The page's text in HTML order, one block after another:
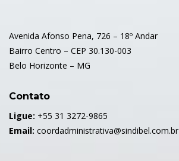
Avenida Afonso Pena, 726 – 18º Andar
Bairro Centro – CEP 30.130-003
Belo Horizonte – MG
Contato
Ligue: +55 31 3272-9865
Email: coordadministrativa@sindibel.com.br